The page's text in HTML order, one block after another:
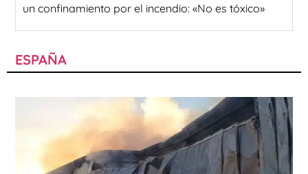
un confinamiento por el incendio: «No es tóxico»
ESPAÑA